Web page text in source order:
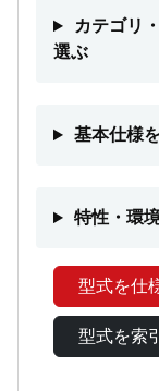
カテゴリ
選ぶ
基本仕様
特性・環
型式を仕
型式を索